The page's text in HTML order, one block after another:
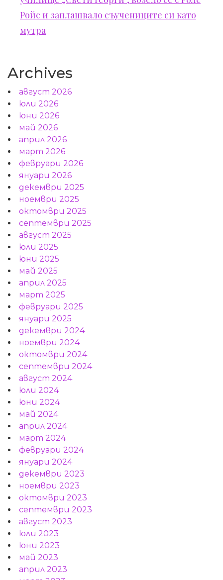
Ройс и заплашвало съучениците си като
мутра
Archives
август 2026
юли 2026
юни 2026
май 2026
април 2026
март 2026
февруари 2026
януари 2026
декември 2025
ноември 2025
октомври 2025
септември 2025
август 2025
юли 2025
юни 2025
май 2025
април 2025
март 2025
февруари 2025
януари 2025
декември 2024
ноември 2024
октомври 2024
септември 2024
август 2024
юли 2024
юни 2024
май 2024
април 2024
март 2024
февруари 2024
януари 2024
декември 2023
ноември 2023
октомври 2023
септември 2023
август 2023
юли 2023
юни 2023
май 2023
април 2023